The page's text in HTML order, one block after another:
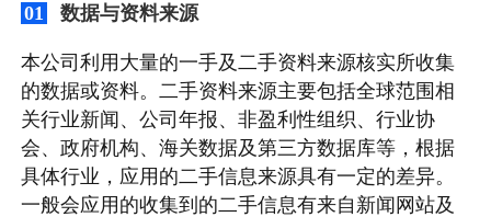
01 数据与资料来源
本公司利用大量的一手及二手资料来源核实所收集
的数据或资料。二手资料来源主要包括全球范围相
关行业新闻、公司年报、非盈利性组织、行业协
会、政府机构、海关数据及第三方数据库等，根据
具体行业，应用的二手信息来源具有一定的差异。
一般会应用的收集到的二手信息有来自新闻网站及